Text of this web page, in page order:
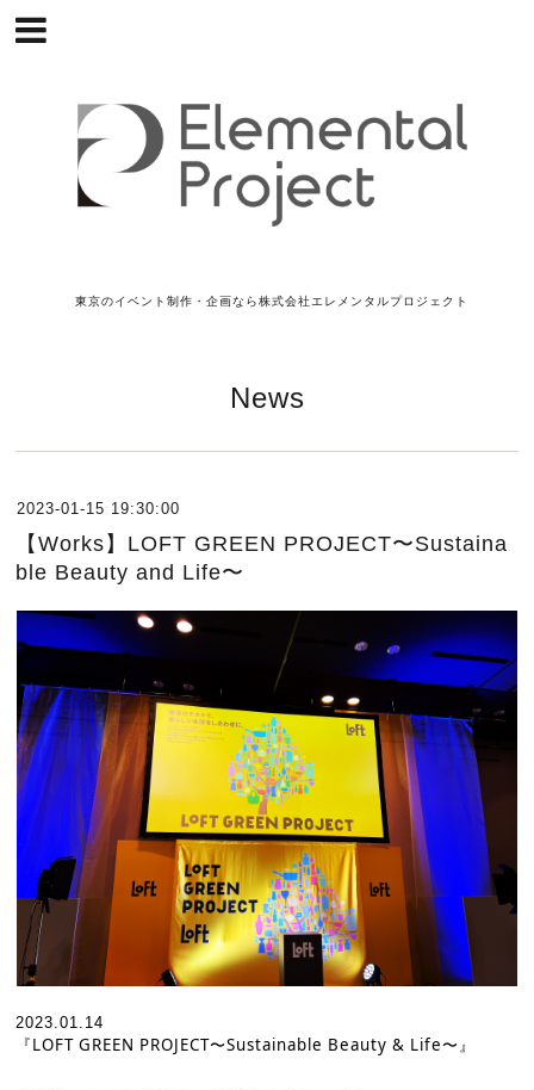
東京のイベント制作・企画なら株式会社エレメンタルプロジェクト
News
2023-01-15 19:30:00
【Works】LOFT GREEN PROJECT〜Sustaina
ble Beauty and Life〜
2023.01.14
『LOFT GREEN PROJECT〜Sustainable Beauty & Life〜』